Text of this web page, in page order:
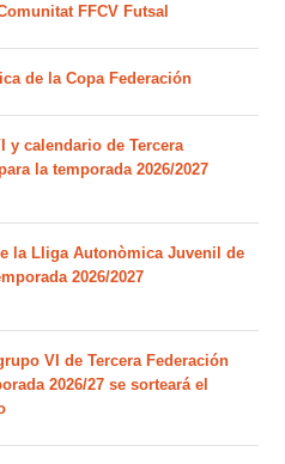
FFCV Futsal
de la Copa Federación
y calendario de Tercera
la temporada 2026/2027
la Lliga Autonòmica Juvenil de
2026/2027
VI de Tercera Federación
2026/27 se sorteará el